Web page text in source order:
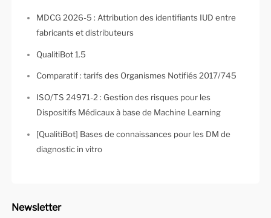
MDCG 2026-5 : Attribution des identifiants IUD entre
fabricants et distributeurs
QualitiBot 1.5
Comparatif : tarifs des Organismes Notifiés 2017/745
ISO/TS 24971-2 : Gestion des risques pour les
Dispositifs Médicaux à base de Machine Learning
[QualitiBot] Bases de connaissances pour les DM de
diagnostic in vitro
Newsletter